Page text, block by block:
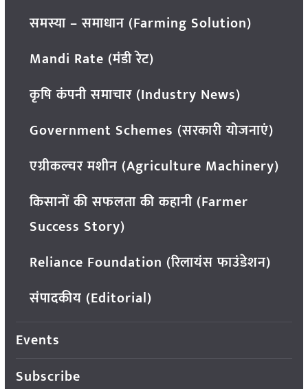
समस्या – समाधान (Farming Solution)
Mandi Rate (मंडी रेट)
कृषि कंपनी समाचार (Industry News)
Government Schemes (सरकारी योजनाएं)
एग्रीकल्चर मशीन (Agriculture Machinery)
किसानों की सफलता की कहानी (Farmer
Success Story)
Reliance Foundation (रिलायंस फाउंडेशन)
संपादकीय (Editorial)
Events
Subscribe